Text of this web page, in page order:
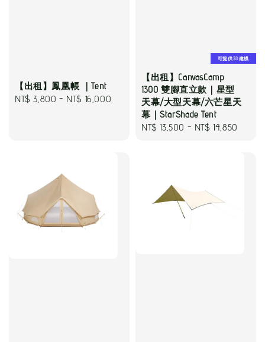
【出租】鳳凰帳 ｜Tent
Regular
NT$ 3,800 - NT$ 16,000
可提供3D建模
【出租】CanvasCamp
1300 雙腳直立款｜星型
天幕/大型天幕/六芒星天
幕｜StarShade Tent
Regular
NT$ 13,500 - NT$ 14,850